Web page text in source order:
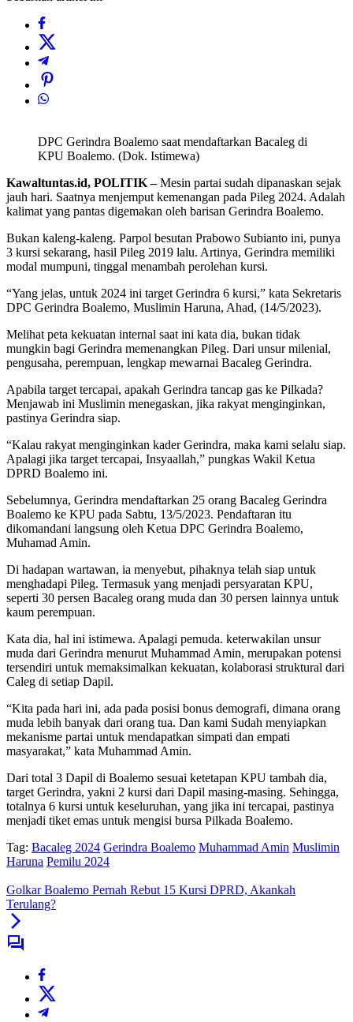
DPC Gerindra Boalemo saat mendaftarkan Bacaleg di
KPU Boalemo. (Dok. Istimewa)
Kawaltuntas.id, POLITIK –Mesin partai sudah dipanaskan sejak
jauh hari. Saatnya menjemput kemenangan pada Pileg 2024. Adalah
kalimat yang pantas digemakan oleh barisan Gerindra Boalemo.
Bukan kaleng-kaleng. Parpol besutan Prabowo Subianto ini, punya
3 kursi sekarang, hasil Pileg 2019 lalu. Artinya, Gerindra memiliki
modal mumpuni, tinggal menambah perolehan kursi.
“Yang jelas, untuk 2024 ini target Gerindra 6 kursi,” kata Sekretaris
DPC Gerindra Boalemo, Muslimin Haruna, Ahad, (14/5/2023).
Melihat peta kekuatan internal saat ini kata dia, bukan tidak
mungkin bagi Gerindra memenangkan Pileg. Dari unsur milenial,
pengusaha, perempuan, lengkap mewarnai Bacaleg Gerindra.
Apabila target tercapai, apakah Gerindra tancap gas ke Pilkada?
Menjawab ini Muslimin menegaskan, jika rakyat menginginkan,
pastinya Gerindra siap.
“Kalau rakyat menginginkan kader Gerindra, maka kami selalu siap.
Apalagi jika target tercapai, Insyaallah,” pungkas Wakil Ketua
DPRD Boalemo ini.
Sebelumnya, Gerindra mendaftarkan 25 orang Bacaleg Gerindra
Boalemo ke KPU pada Sabtu, 13/5/2023. Pendaftaran itu
dikomandani langsung oleh Ketua DPC Gerindra Boalemo,
Muhamad Amin.
Di hadapan wartawan, ia menyebut, pihaknya telah siap untuk
menghadapi Pileg. Termasuk yang menjadi persyaratan KPU,
seperti 30 persen Bacaleg orang muda dan 30 persen lainnya untuk
kaum perempuan.
Kata dia, hal ini istimewa. Apalagi pemuda. keterwakilan unsur
muda dari Gerindra menurut Muhammad Amin, merupakan potensi
tersendiri untuk memaksimalkan kekuatan, kolaborasi struktural dari
Caleg di setiap Dapil.
“Kita pada hari ini, ada pada posisi bonus demografi, dimana orang
muda lebih banyak dari orang tua. Dan kami Sudah menyiapkan
mekanisme partai untuk mendapatkan simpati dan empati
masyarakat,” kata Muhammad Amin.
Dari total 3 Dapil di Boalemo sesuai ketetapan KPU tambah dia,
target Gerindra, yakni 2 kursi dari Dapil masing-masing. Sehingga,
totalnya 6 kursi untuk keseluruhan, yang jika ini tercapai, pastinya
menjadi tiket emas untuk mengisi bursa Pilkada Boalemo.
Tag: Bacaleg 2024 Gerindra Boalemo Muhammad Amin Muslimin
Haruna Pemilu 2024
Golkar Boalemo Pernah Rebut 15 Kursi DPRD, Akankah
Terulang?